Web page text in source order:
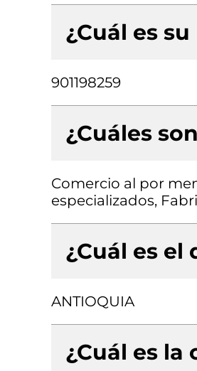
¿Cuál es su
901198259
¿Cuáles
Comercio al por
especializados,
¿Cuál es
ANTIOQUIA
¿Cuál es la